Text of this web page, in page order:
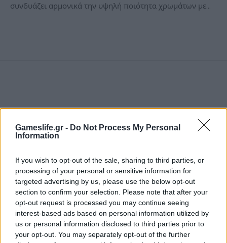
Gameslife.gr - Do Not Process My Personal
Information
If you wish to opt-out of the sale, sharing to third parties, or
processing of your personal or sensitive information for
targeted advertising by us, please use the below opt-out
section to confirm your selection. Please note that after your
opt-out request is processed you may continue seeing
interest-based ads based on personal information utilized by
us or personal information disclosed to third parties prior to
your opt-out. You may separately opt-out of the further
συνδυάζει αρμονικά την υψηλή ποιότητα χρωμάτων με…
Η πληθωρική μάγισσα του
Dragon’s Crown!
BY ΠΈΤΡΟΣ ΚΗΠΟΥΡΌΠΟΥΛΟΣ
15/04/2013
1 MIN READ